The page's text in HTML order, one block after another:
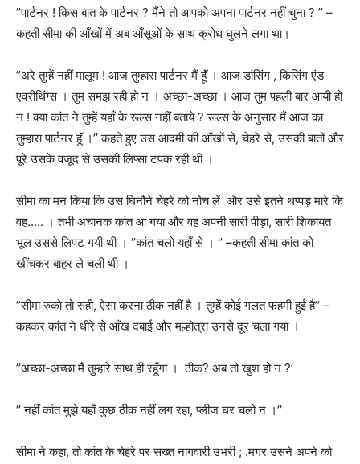
’’पार्टनर ! किस बात के पार्टनर ?मैंने तो आपको अपना पार्टनर नहीं चुना? ’’ –
कहती सीमा की आँखों में अब आँसूओं के साथ क्रोध घुलने लगा था।
’’अरे तुम्हें नहीं मालूम ! आज तुम्हारा पार्टनर मैं हॅूं । आज डांसिंग ,किसिंग एंड
एवरीथिंग्स । तुम समझ रही हो न । अच्छा-अच्छा । आज तुम पहली बार आयी हो
न ! क्या कांत ने तुम्हें यहाँ के रूल्स नहीं बताये?रूल्स के अनुसार मैं आज का
तुम्हारा पार्टनर हॅूं ।’’कहते हुए उस आदमी की आँखों से,चेहरे से,उसकी बातों और
पूरे उसके वजूद से उसकी लिप्सा टपक रही थी ।
सीमा का मन किया कि उस घिनौने चेहरे को नोच लें और उसे इतने थप्पड़ मारे कि
वह….. । तभी अचानक कांत आ गया और वह अपनी सारी पीड़ा,सारी शिकायत
भूल उससे लिपट गयी थी । ’’कांत चलो यहाँ से । ’’ –कहती सीमा कांत को
खींचकर बाहर ले चली थी ।
’’सीमा रुको तो सही,ऐसा करना ठीक नहीं है । तुम्हें कोई गलत फहमी हुई है’’ –
कहकर कांत ने धीरे से आँख दबाई और मल्होत्रा उनसे दूर चला गया ।
’’अच्छा-अच्छा मैं तुम्हारे साथ ही रहूँगा । ठीक? अब तो खुश हो न ?’
’’नहीं कांत मुझे यहाँ कुछ ठीक नहीं लग रहा,प्लीज घर चलो न ।’’
सीमा ने कहा, तो कांत के चेहरे पर सख्त नागवारी उभरी ; .मगर उसने अपने को